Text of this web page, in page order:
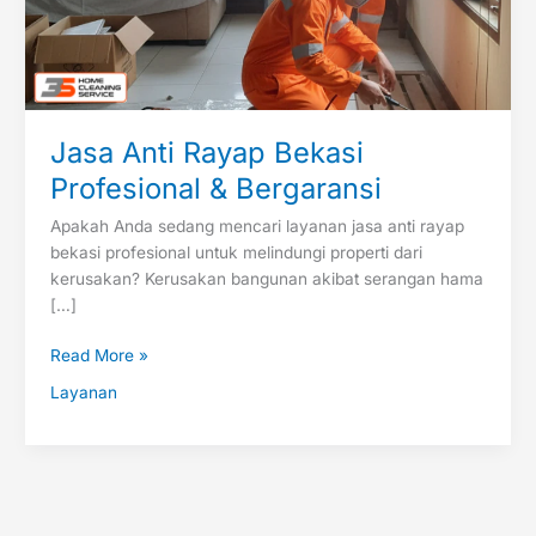
Jasa Anti Rayap Bekasi
Profesional & Bergaransi
Apakah Anda sedang mencari layanan jasa anti rayap
bekasi profesional untuk melindungi properti dari
kerusakan? Kerusakan bangunan akibat serangan hama
[…]
Read More »
Layanan